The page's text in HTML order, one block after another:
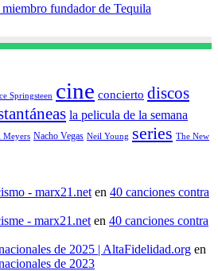
fundador de Tequila
Springsteen cine concierto discos
la pelicula de la semana
Meyers Nacho Vegas Neil Young series The New
- marx21.neten 40 canciones contra
- marx21.neten 40 canciones contra
de 2025 | AltaFidelidad.org en
de 2023